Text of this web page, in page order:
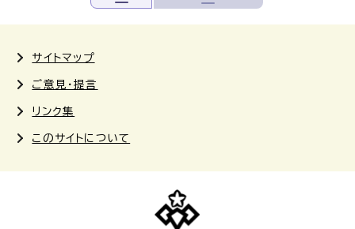
サイトマップ
ご意見・提言
リンク集
このサイトについて